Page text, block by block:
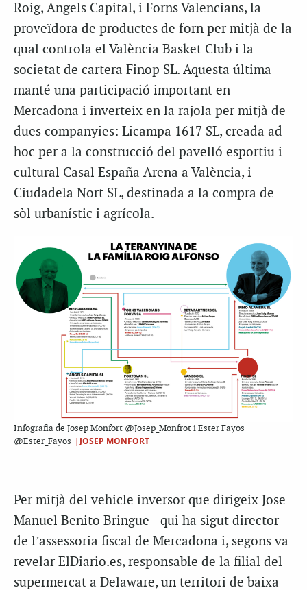
Roig, Angels Capital, i Forns Valencians, la
proveïdora de productes de forn per mitjà de la
qual controla el València Basket Club i la
societat de cartera Finop SL. Aquesta última
manté una participació important en
Mercadona i inverteix en la rajola per mitjà de
dues companyies: Licampa 1617 SL, creada ad
hoc per a la construcció del pavelló esportiu i
cultural Casal España Arena a València, i
Ciudadela Nort SL, destinada a la compra de
sòl urbanístic i agrícola.
Infografia de Josep Monfort @Josep_Monfrot i Ester Fayos
@Ester_Fayos |JOSEP MONFORT
Per mitjà del vehicle inversor que dirigeix Jose
Manuel Benito Bringue –qui ha sigut director
de l’assessoria fiscal de Mercadona i, segons va
revelar ElDiario.es, responsable de la filial del
supermercat a Delaware, un territori de baixa